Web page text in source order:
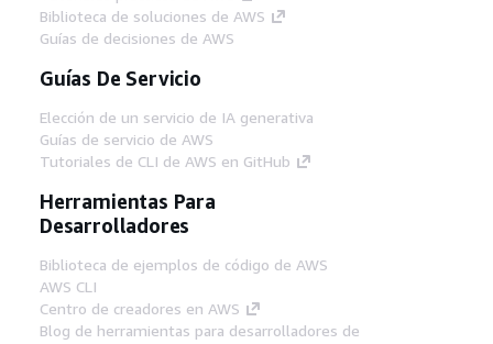
Biblioteca de soluciones de AWS
Guías de decisiones de AWS
Guías De Servicio
Elección de un servicio de IA generativa
Guías de servicio de AWS
Tutoriales de CLI de AWS en GitHub
Herramientas Para
Desarrolladores
Biblioteca de ejemplos de código de AWS
AWS CLI
Centro de creadores en AWS
Blog de herramientas para desarrolladores de